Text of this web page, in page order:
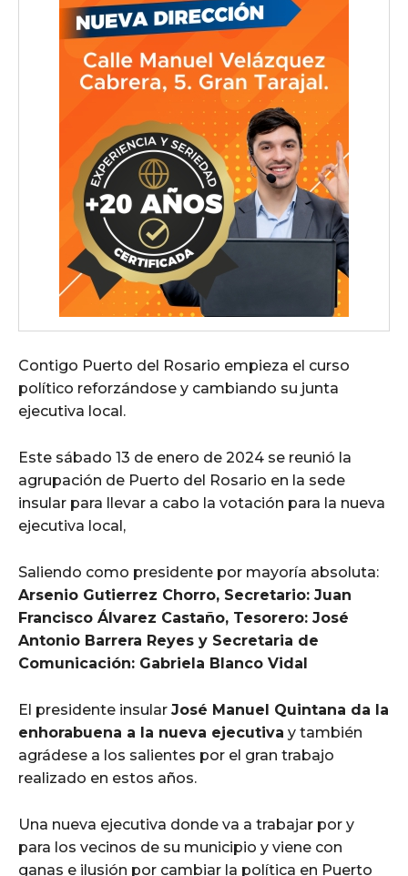
Contigo Puerto del Rosario empieza el curso
político reforzándose y cambiando su junta
ejecutiva local.
Este sábado 13 de enero de 2024 se reunió la
agrupación de Puerto del Rosario en la sede
insular para llevar a cabo la votación para la nueva
ejecutiva local,
Saliendo como presidente por mayoría absoluta:
Arsenio Gutierrez Chorro, Secretario: Juan
Francisco Álvarez Castaño, Tesorero: José
Antonio Barrera Reyes y Secretaria de
Comunicación: Gabriela Blanco Vidal
El presidente insular José Manuel Quintana da la
enhorabuena a la nueva ejecutiva y también
agrádese a los salientes por el gran trabajo
realizado en estos años.
Una nueva ejecutiva donde va a trabajar por y
para los vecinos de su municipio y viene con
ganas e ilusión por cambiar la política en Puerto